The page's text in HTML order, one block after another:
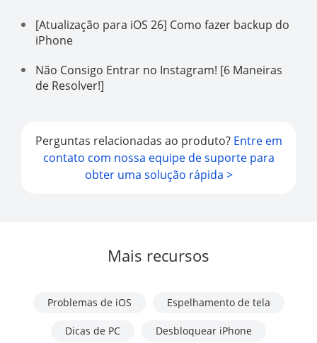
[Atualização para iOS 26] Como fazer backup do
iPhone
Não Consigo Entrar no Instagram! [6 Maneiras
de Resolver!]
Perguntas relacionadas ao produto? Entre em
contato com nossa equipe de suporte para
obter uma solução rápida >
Mais recursos
Problemas de iOS Espelhamento de tela
Dicas de PC Desbloquear iPhone